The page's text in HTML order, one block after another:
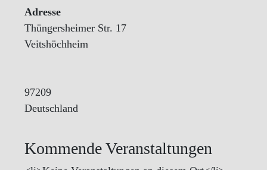
Adresse
Thüngersheimer Str. 17
Veitshöchheim
97209
Deutschland
Kommende Veranstaltungen